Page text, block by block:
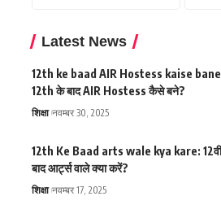
Latest News
12th ke baad AIR Hostess kaise
12th के बाद AIR Hostess कैसे बने?
शिक्षा नवम्बर 30, 2025
12th Ke Baad arts wale kya kare:
बाद आर्ट्स वाले क्या करें?
शिक्षा नवम्बर 17, 2025